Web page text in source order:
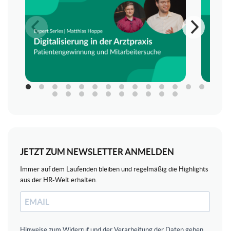
JETZT ZUM NEWSLETTER ANMELDEN
Immer auf dem Laufenden bleiben und regelmäßig die Highlights
aus der HR-Welt erhalten.